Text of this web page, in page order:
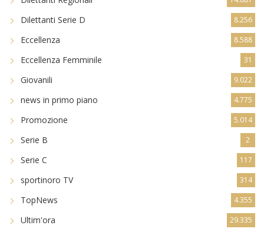
Dilettanti Serie D 8.256
Eccellenza 8.588
Eccellenza Femminile 31
Giovanili 9.022
news in primo piano 4.775
Promozione 5.014
Serie B 2
Serie C 117
sportinoro TV 314
TopNews 4.355
Ultim'ora 29.335